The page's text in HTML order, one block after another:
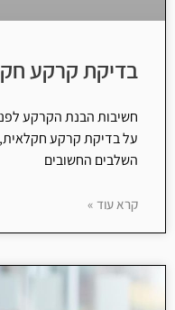
בדיקת קרקע
חשיבות הבנת הקרקע
על בדיקת קרקע
השלבים החשובים
קרא עוד »